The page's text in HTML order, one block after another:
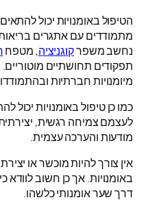
הטיפול באומנויות יכול
מתמודדים עם אתגרים
נחשב משפרקוגניציה, מטפח
תפקודים תחושתיים מוטוריים.
מיומנויות חברתיות
כמו כן טיפול באומנויות
לעצמם צמיחה רגשית,
מודעות והערכה עצמית.
אין צורך להיות מוכשר או
באומנויות. אך כן חשוב
דרך שער אומנותי כלשהו.